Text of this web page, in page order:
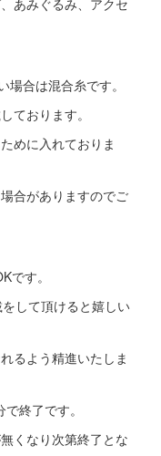
あみぐるみ、アクセ
場合は混合糸です。
ております。
めに入れておりま
合がありますのでご
です。
して頂けると嬉しい
るよう精進いたしま
終了です。
くなり次第終了とな